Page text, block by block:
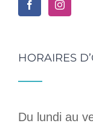
HORAIRES
Du lundi au